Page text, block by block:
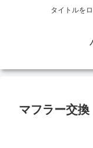
タイトルを
マフラー交換